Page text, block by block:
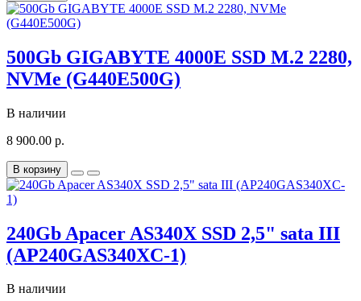
500Gb GIGABYTE 4000E SSD M.2 2280,
NVMe (G440E500G)
В наличии
8 900.00 р.
В корзину
240Gb Apacer AS340X SSD 2,5" sata III
(AP240GAS340XC-1)
В наличии